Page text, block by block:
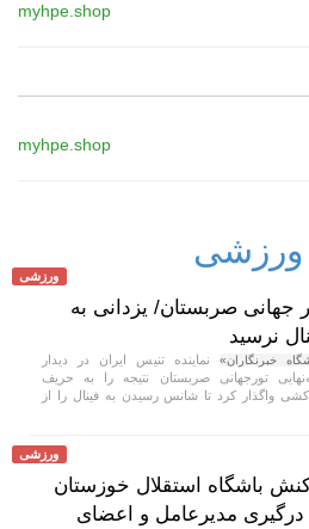
myhpe.shop
myhpe.shop
ورزشی
ورزشی
جهانی صربستان/ یزدانی به
نرسید
خبرنگاران» نماینده تنیس ایران در دیدار
تورجهانی صربستان نتیجه را به حریف
واگذار کرد تا شانس رسیدن به فینال را از
ورزشی
باشگاه استقلال خوزستان
درگیری مدیرعامل و اعضای